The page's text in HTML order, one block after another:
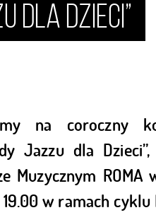
dla Dzieci”
na coroczny
Jazzu dla
Muzycznym ROMA
w ramach cyklu